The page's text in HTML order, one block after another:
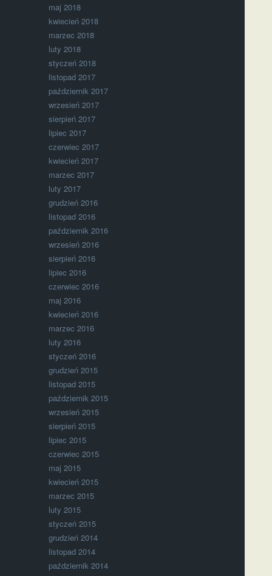
maj 2018
kwiecień 2018
marzec 2018
luty 2018
styczeń 2018
listopad 2017
październik 2017
wrzesień 2017
sierpień 2017
lipiec 2017
czerwiec 2017
kwiecień 2017
marzec 2017
luty 2017
grudzień 2016
listopad 2016
październik 2016
wrzesień 2016
sierpień 2016
lipiec 2016
czerwiec 2016
maj 2016
kwiecień 2016
marzec 2016
luty 2016
styczeń 2016
grudzień 2015
listopad 2015
październik 2015
wrzesień 2015
sierpień 2015
lipiec 2015
czerwiec 2015
maj 2015
kwiecień 2015
marzec 2015
luty 2015
styczeń 2015
grudzień 2014
listopad 2014
październik 2014